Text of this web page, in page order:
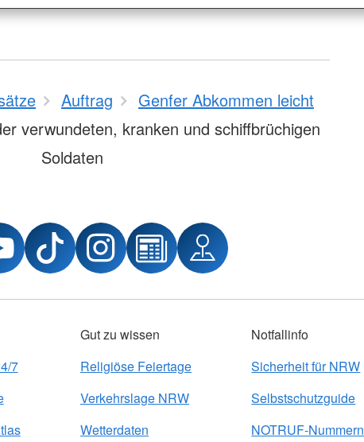
Auftrag
Genfer Abkommen leicht
verwundeten, kranken und schiffbrüchigen
Soldaten
7
Gut zu wissen
Religiöse Feiertage
Verkehrslage NRW
Wetterdaten
Notfallinfo
Sicherheit für NRW
Selbstschutzguide
NOTRUF-Nummern